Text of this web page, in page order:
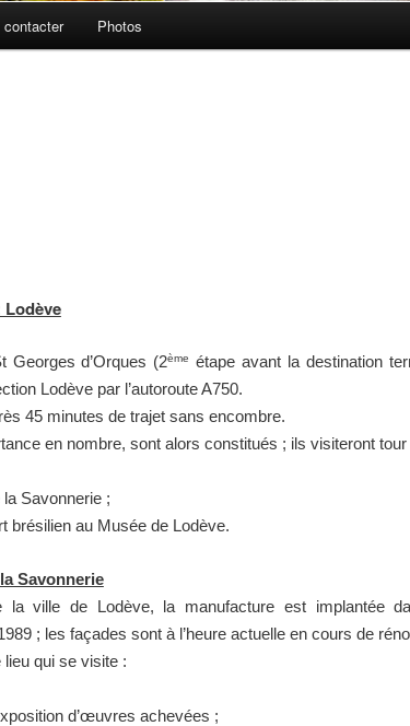
contacter Photos
Lodève
Georges d’Orques (2ème
étape avant la destination
Lodève par l’autoroute A750.
45 minutes de trajet sans encombre.
en nombre, sont alors constitués ; ils visiteront tour
Savonnerie ;
brésilien au Musée de Lodève.
Savonnerie
la ville de Lodève, la manufacture est implantée
; les façades sont à l’heure actuelle en cours de
qui se visite :
d’œuvres achevées ;